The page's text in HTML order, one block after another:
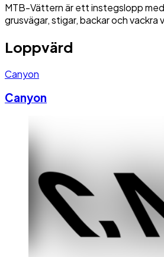
MTB-Vättern är ett instegslopp
grusvägar, stigar, backar och
Loppvärd
Canyon
Canyon